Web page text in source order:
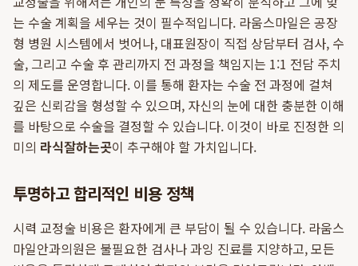
는 수술 계획을 세우는 것이 필수적입니다. 라움스마일은 공장
형 병원 시스템에서 벗어나, 대표원장이 직접 상담부터 검사, 수
술, 그리고 수술 후 관리까지 전 과정을 책임지는 1:1 전담 주치
의 제도를 운영합니다. 이를 통해 환자는 수술 전 과정에 걸쳐
깊은 신뢰감을 형성할 수 있으며, 자신의 눈에 대한 충분한 이해
를 바탕으로 수술을 결정할 수 있습니다. 이것이 바로 진정한 의
미의 라식잘하는곳이 추구해야 할 가치입니다.
투명하고 합리적인 비용 정책
시력 교정술 비용은 환자에게 큰 부담이 될 수 있습니다. 라움스
마일안과의원은 불필요한 검사나 과잉 진료를 지양하고, 모든